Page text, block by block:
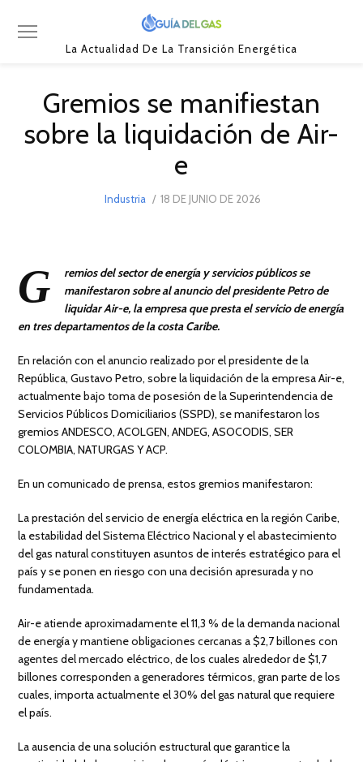
La Actualidad De La Transición Energética
Gremios se manifiestan
sobre la liquidación de Air-
e
Industria
POSTED
18 DE JUNIO DE 2026
G
remios del sector de energía y servicios públicos se
manifestaron sobre al anuncio del presidente Petro de
liquidar Air-e, la empresa que presta el servicio de energía
en tres departamentos de la costa Caribe.
En relación con el anuncio realizado por el presidente de la
República, Gustavo Petro, sobre la liquidación de la empresa Air-e,
actualmente bajo toma de posesión de la Superintendencia de
Servicios Públicos Domiciliarios (SSPD), se manifestaron los
gremios ANDESCO, ACOLGEN, ANDEG, ASOCODIS, SER
COLOMBIA, NATURGAS Y ACP.
En un comunicado de prensa, estos gremios manifestaron:
La prestación del servicio de energía eléctrica en la región Caribe,
la estabilidad del Sistema Eléctrico Nacional y el abastecimiento
del gas natural constituyen asuntos de interés estratégico para el
país y se ponen en riesgo con una decisión apresurada y no
fundamentada.
Air-e atiende aproximadamente el 11,3 % de la demanda nacional
de energía y mantiene obligaciones cercanas a $2,7 billones con
agentes del mercado eléctrico, de los cuales alrededor de $1,7
billones corresponden a generadores térmicos, gran parte de los
cuales, importa actualmente el 30% del gas natural que requiere
el país.
La ausencia de una solución estructural que garantice la